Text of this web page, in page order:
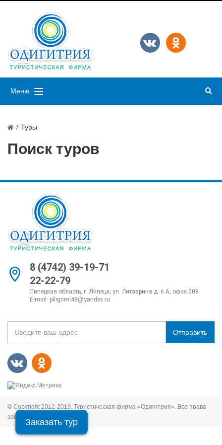
Меню
/ Туры
Поиск туров
8 (4742) 39-19-71
22-22-79
Липецкая область, г. Липецк, ул. Литаврина д. 6 А, офис 208
E-mail: piligriml48@yandex.ru
Отправить
© Copyright 2012-2019. Туристическая фирма «Одигитрия». Все права
защищены.
Заказать тур